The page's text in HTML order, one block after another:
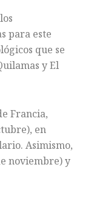
para este
que se
y El
Francia,
en
Asimismo,
noviembre) y